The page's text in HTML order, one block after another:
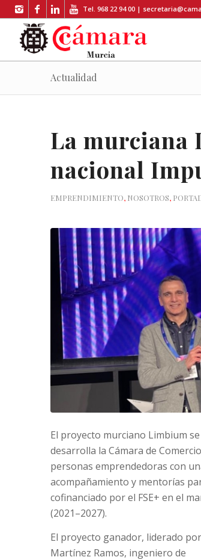
Tel. 968 22 94 00 |
Actualidad
La murciana
nacional
EMPRENDIMIENTO, NOSOTROS,
El proyecto murciano Limbium
desarrolla la Cámara de
personas emprendedoras con
acompañamiento y mentorías
cofinanciado por el FSE+ en el
(2021–2027).
El proyecto ganador, liderado
Martínez Ramos, ingeniero de